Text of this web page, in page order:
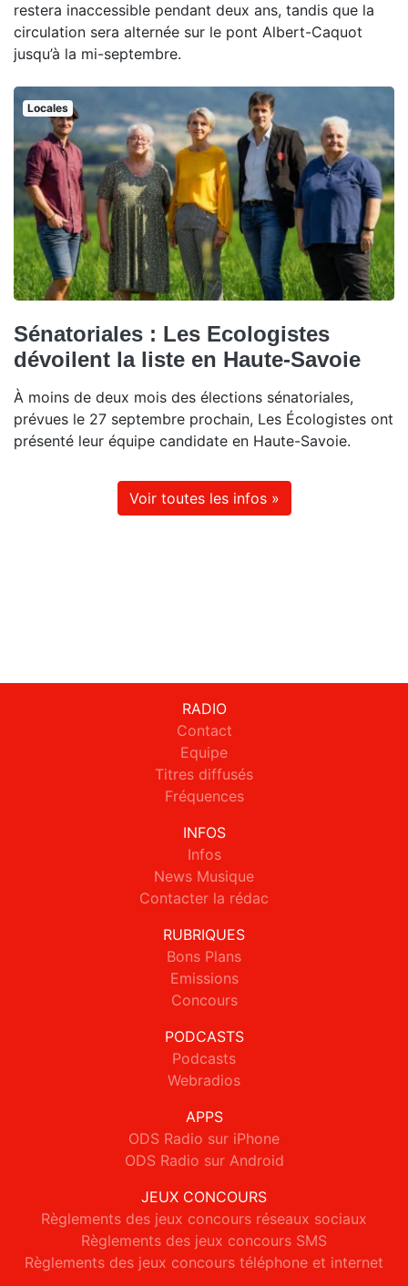
restera inaccessible pendant deux ans, tandis que la
circulation sera alternée sur le pont Albert-Caquot
jusqu’à la mi-septembre.
Locales
Sénatoriales : Les Ecologistes
dévoilent la liste en Haute-Savoie
À moins de deux mois des élections sénatoriales,
prévues le 27 septembre prochain, Les Écologistes ont
présenté leur équipe candidate en Haute-Savoie.
Voir toutes les infos »
RADIO
Contact
Equipe
Titres diffusés
Fréquences
INFOS
Infos
News Musique
Contacter la rédac
RUBRIQUES
Bons Plans
Emissions
Concours
PODCASTS
Podcasts
Webradios
APPS
ODS Radio sur iPhone
ODS Radio sur Android
JEUX CONCOURS
Règlements des jeux concours réseaux sociaux
Règlements des jeux concours SMS
Règlements des jeux concours téléphone et internet